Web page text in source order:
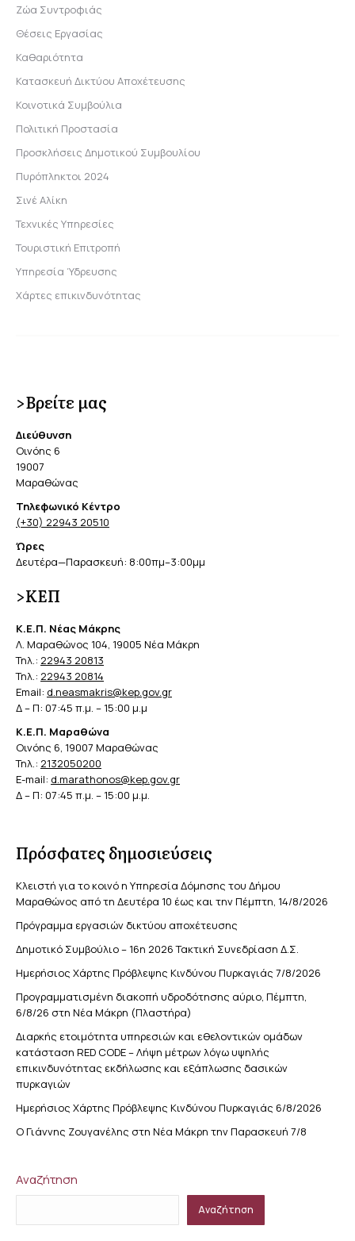
Ζώα Συντροφιάς
Θέσεις Εργασίας
Καθαριότητα
Κατασκευή Δικτύου Αποχέτευσης
Κοινοτικά Συμβούλια
Πολιτική Προστασία
Προσκλήσεις Δημοτικού Συμβουλίου
Πυρόπληκτοι 2024
Σινέ Αλίκη
Τεχνικές Υπηρεσίες
Τουριστική Επιτροπή
Υπηρεσία Ύδρευσης
Χάρτες επικινδυνότητας
>Βρείτε μας
Διεύθυνση
Οινόης 6
19007
Μαραθώνας
Τηλεφωνικό Κέντρο
(+30) 22943 20510
Ώρες
Δευτέρα—Παρασκευή: 8:00πμ–3:00μμ
>ΚΕΠ
Κ.Ε.Π. Νέας Μάκρης
Λ. Μαραθώνος 104, 19005 Νέα Μάκρη
Τηλ.: 22943 20813
Τηλ.: 22943 20814
Email: d.neasmakris@kep.gov.gr
Δ – Π: 07:45 π.μ. – 15:00 μ.μ
Κ.Ε.Π. Μαραθώνα
Οινόης 6, 19007 Μαραθώνας
Τηλ.: 2132050200
E-mail: d.marathonos@kep.gov.gr
Δ – Π: 07:45 π.μ. – 15:00 μ.μ.
Πρόσφατες δημοσιεύσεις
Κλειστή για το κοινό η Υπηρεσία Δόμησης του Δήμου
Μαραθώνος από τη Δευτέρα 10 έως και την Πέμπτη, 14/8/2026
Πρόγραμμα εργασιών δικτύου αποχέτευσης
Δημοτικό Συμβούλιο – 16η 2026 Τακτική Συνεδρίαση Δ.Σ.
Ημερήσιος Χάρτης Πρόβλεψης Κινδύνου Πυρκαγιάς 7/8/2026
Προγραμματισμένη διακοπή υδροδότησης αύριο, Πέμπτη,
6/8/26 στη Νέα Μάκρη (Πλαστήρα)
Διαρκής ετοιμότητα υπηρεσιών και εθελοντικών ομάδων
κατάσταση RED CODE – Λήψη μέτρων λόγω υψηλής
επικινδυνότητας εκδήλωσης και εξάπλωσης δασικών
πυρκαγιών
Ημερήσιος Χάρτης Πρόβλεψης Κινδύνου Πυρκαγιάς 6/8/2026
Ο Γιάννης Ζουγανέλης στη Νέα Μάκρη την Παρασκευή 7/8
Αναζήτηση
Αναζήτηση